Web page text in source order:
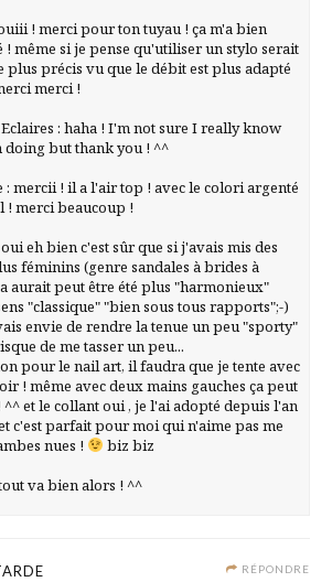
! merci pour ton tuyau ! ça m'a bien
! même si je pense qu'utiliser un stylo serait
plus précis vu que le débit est plus adapté
merci !
: haha ! I'm not sure I really know
doing but thank you ! ^^
: mercii ! il a l'air top ! avec le colori argenté
! merci beaucoup !
eh bien c'est sûr que si j'avais mis des
féminins (genre sandales à brides à
aurait peut être été plus "harmonieux"
"classique" "bien sous tous rapports";-)
envie de rendre la tenue un peu "sporty"
de me tasser un peu...
pour le nail art, il faudra que je tente avec
! même avec deux mains gauches ça peut
^^ et le collant oui , je l'ai adopté depuis l'an
c'est parfait pour moi qui n'aime pas me
nues !
biz biz
va bien alors ! ^^
RÉPONDRE